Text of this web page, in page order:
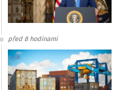
před 8 hodinami